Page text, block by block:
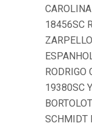
18456SC
RODRIGO
19380SC
SCHMIDT